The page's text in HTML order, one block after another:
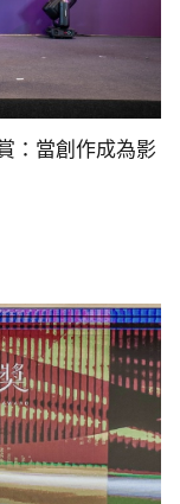
：當創作成為影